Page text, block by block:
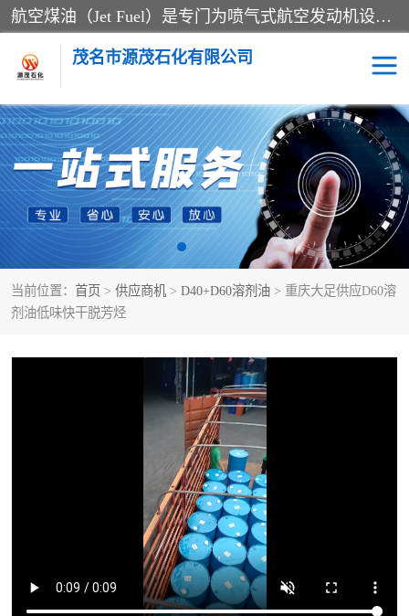
航空煤油（Jet Fuel）是专门为喷气式航空发动机设计的高纯度燃料，主要分为Jet A、Jet A-1和Jet B等类型。其特点是闪点高、低温流动性好，并添加了抗静电剂和抗氧化剂以确保飞行安全。航空煤油需
茂名市源茂石化有限公司
当前位置： 首页 > 供应商机 > D40+D60溶剂油 > 重庆大足供应D60溶
剂油低味快干脱芳烃
RP3航空煤油 D20+D30溶剂油
D40+D60溶剂油 D80+D100溶剂油
6号+120号溶剂油 260号溶剂油
异构烷烃 天然乳胶
46+68号化妆级白油